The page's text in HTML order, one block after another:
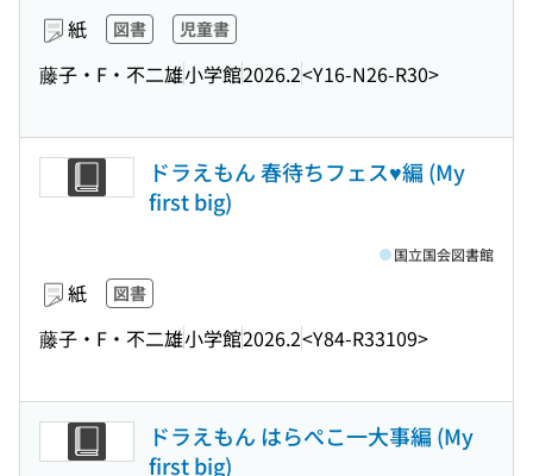
紙 図書 児童書
藤子・F・不二雄小学館2026.2<Y16-N26-R30>
ドラえもん 春待ちフェス♥編 (My
first big)
紙 図書
藤子・F・不二雄小学館2026.2<Y84-R33109>
国立国会図書館
ドラえもん はらぺこ一大事編 (My
first big)